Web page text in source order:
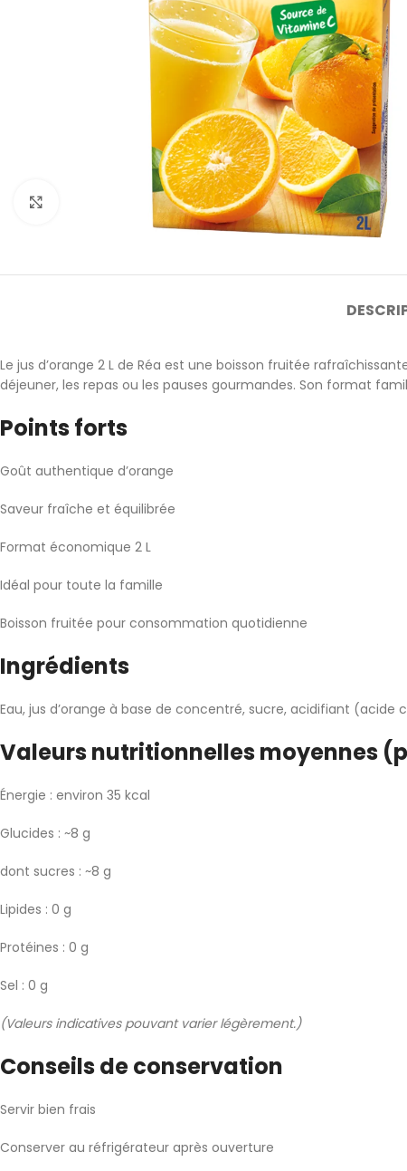
Cliquez pour agrandir
Le jus d’orange 2 L de Réa est une boisson fruitée
déjeuner, les repas ou les pauses gourmandes. Son format
Points forts
Goût authentique d’orange
Saveur fraîche et équilibrée
Format économique 2 L
Idéal pour toute la famille
Boisson fruitée pour consommation quotidienne
Ingrédients
Eau, jus d’orange à base de concentré, sucre, acidifiant
Valeurs nutritionnelles moyennes
Énergie : environ 35 kcal
Glucides : ~8 g
dont sucres : ~8 g
Lipides : 0 g
Protéines : 0 g
Sel : 0 g
(Valeurs indicatives pouvant varier légèrement.)
Conseils de conservation
Servir bien frais
Conserver au réfrigérateur après ouverture